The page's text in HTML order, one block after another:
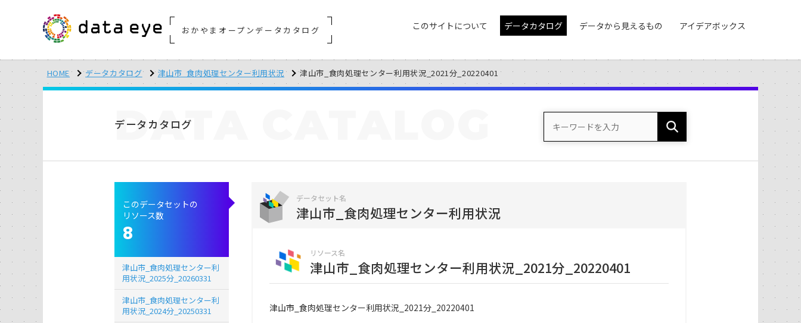
おかやまオープンデータカタログ このサイトについて データカタログ データから見えるもの アイデアボックス
HOME データカタログ 津山市_食肉処理センター利用状況 津山市_食肉処理センター利用状況_2021分_20220401
データカタログ
DATA
データセット名
津山市_食肉処理センター利用状況
リソース名
津山市_食肉処理センター利用状況_2021分_20220401
津山市_食肉処理センター利用状況_2021分_20220401
このデータセットの
リソース数
8
津山市_食肉処理センター利
用状況_2025分_20260331
津山市_食肉処理センター利
用状況_2024分_20250331